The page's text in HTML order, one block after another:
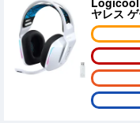
ヤレス